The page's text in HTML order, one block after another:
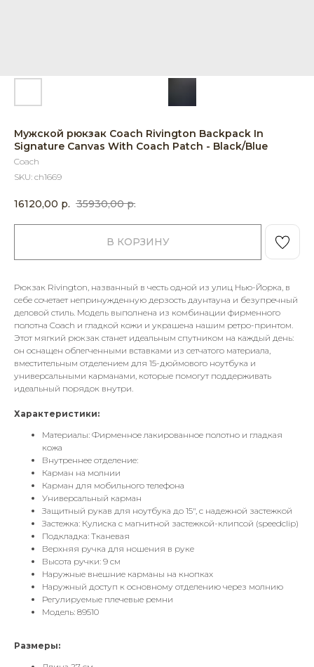
Мужской рюкзак Coach Rivington Backpack In
Signature Canvas With Coach Patch - Black/Blue
Coach
SKU: ch1669
16120,00 р. 35930,00 р.
В КОРЗИНУ
Рюкзак Rivington, названный в честь одной из улиц Нью-Йорка, в
себе сочетает непринужденную дерзость даунтауна и безупречный
деловой стиль. Модель выполнена из комбинации фирменного
полотна Coach и гладкой кожи и украшена нашим ретро-принтом.
Этот мягкий рюкзак станет идеальным спутником на каждый день:
он оснащен облегченными вставками из сетчатого материала,
вместительным отделением для 15-дюймового ноутбука и
универсальными карманами, которые помогут поддерживать
идеальный порядок внутри.
Характеристики:
Материалы: Фирменное лакированное полотно и гладкая
кожа
Внутреннее отделение:
Карман на молнии
Карман для мобильного телефона
Универсальный карман
Защитный рукав для ноутбука до 15", с надежной застежкой
Застежка: Кулиска с магнитной застежкой-клипсой (speedclip)
Подкладка: Тканевая
Верхняя ручка для ношения в руке
Высота ручки: 9 см
Наружные внешние карманы на кнопках
Наружный доступ к основному отделению через молнию
Регулируемые плечевые ремни
Модель: 89510
Размеры: